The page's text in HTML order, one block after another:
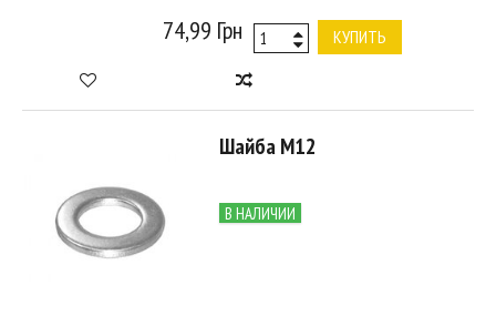
74,99 Грн КУПИТЬ
Шайба М12
В НАЛИЧИИ